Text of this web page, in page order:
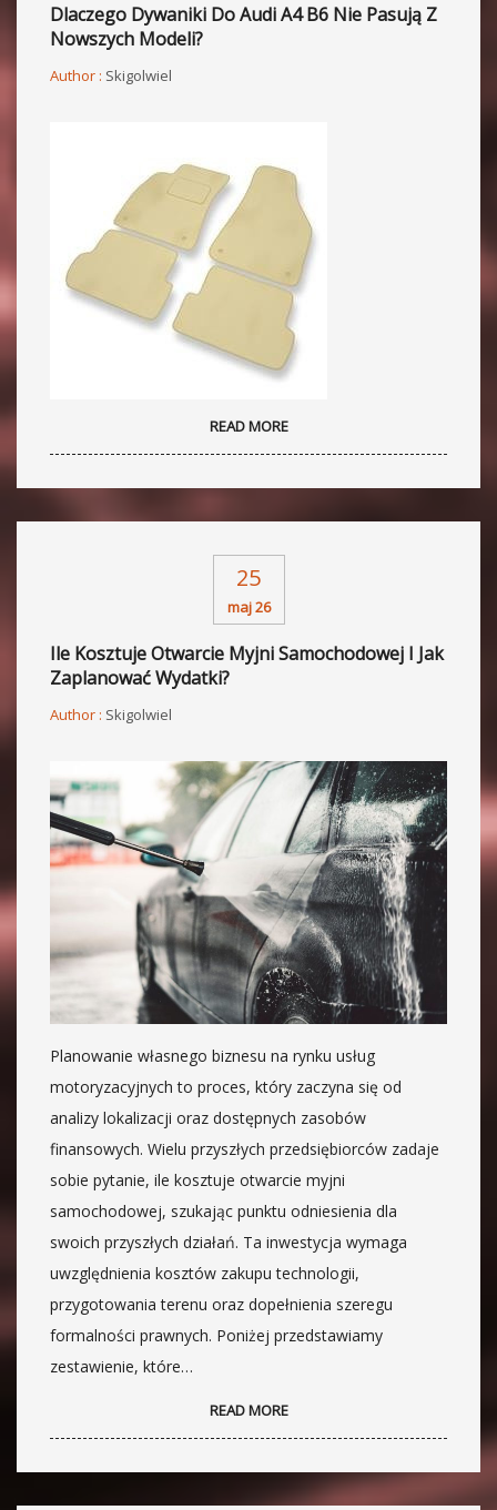
Dlaczego Dywaniki Do Audi A4 B6 Nie Pasują Z
Nowszych Modeli?
Author : Skigolwiel
READ MORE
25
maj 26
Ile Kosztuje Otwarcie Myjni Samochodowej I Jak
Zaplanować Wydatki?
Author : Skigolwiel
Planowanie własnego biznesu na rynku usług
motoryzacyjnych to proces, który zaczyna się od
analizy lokalizacji oraz dostępnych zasobów
finansowych. Wielu przyszłych przedsiębiorców zadaje
sobie pytanie, ile kosztuje otwarcie myjni
samochodowej, szukając punktu odniesienia dla
swoich przyszłych działań. Ta inwestycja wymaga
uwzględnienia kosztów zakupu technologii,
przygotowania terenu oraz dopełnienia szeregu
formalności prawnych. Poniżej przedstawiamy
zestawienie, które…
READ MORE